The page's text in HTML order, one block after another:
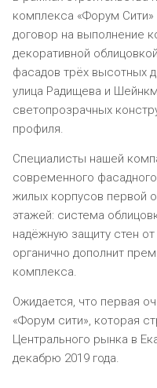
комплекса «Форум
договор на выполнение
декоративной
фасадов трёх высотных
улица Радищева и
светопрозрачных
профиля.
Специалисты нашей
современного
жилых корпусов первой
этажей: система
надёжную защиту стен
органично дополнит
комплекса.
Ожидается, что первая
«Форум сити», которая
Центрального рынка в
декабрю 2019 года.